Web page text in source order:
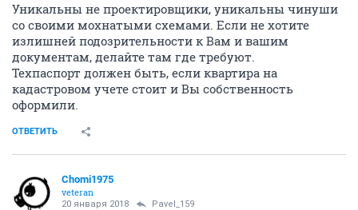
Уникальны не проектировщики, уникальны чинуши
со своими мохнатыми схемами. Если не хотите
излишней подозрительности к Вам и вашим
документам, делайте там где требуют.
Техпаспорт должен быть, если квартира на
кадастровом учете стоит и Вы собственность
оформили.
ОТВЕТИТЬ
Chomi1975
veteran
20 января 2018 Pavel_159